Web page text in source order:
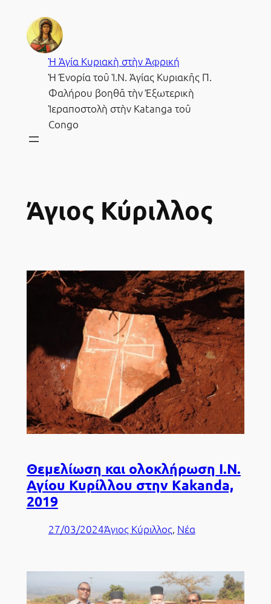
περιεχόμενο
Ἡ Ἁγία Κυριακὴ στὴν Ἀφρική
Ἡ Ἐνορία τοῦ Ἱ.Ν. Ἁγίας Κυριακῆς Π.
Φαλήρου βοηθᾶ τὴν Ἐξωτερικὴ
Ἱεραποστολὴ στὴν Katanga τοῦ
Congo
Άγιος Κύριλλος
Θεμελίωση και ολοκλήρωση Ι.Ν.
Αγίου Κυρίλλου στην Kakanda,
2019
27/03/2024Άγιος Κύριλλος, Νέα